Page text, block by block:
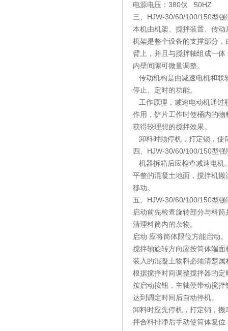
电源电压：380伏 50HZ
三、HJW-30/60/100/150型
本机由机架、搅拌装置、传
机架是整个设备的支撑部分
臂上，并且与搅拌轴组成一
内壁间隙可微量调整。
传动机构是由减速电机和联
停止、定时的功能。
工作原理，减速电动机通过
作用，铲片工作时使桶内的
获得较理想的搅拌效果。
卸料时须停机，打定锁，使
四、HJW-30/60/100/150型
机器拆箱后应检查减速电机
平整的混凝土地面，搅拌机
移动。
五、HJW-30/60/100/150型
启动前先检查旋转部分与料
清理料筒内的杂物。
启动 应将筒体限位方能启动。
搅拌轴旋转方向应按筒体端面
装入的混凝土物料必须清楚属
根据搅拌时间调整搅拌器的
按启动按钮，主轴便带动搅拌
达到调定时间后自动停机。
卸料时应先停机，打定销，
拌合料排净后手动使筒体复